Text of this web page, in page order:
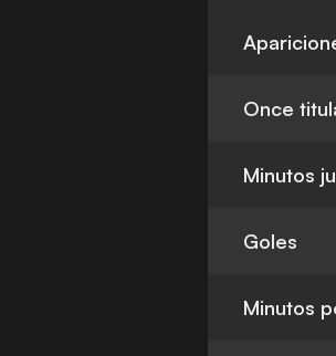
Once
Minutos
Goles
Minutos